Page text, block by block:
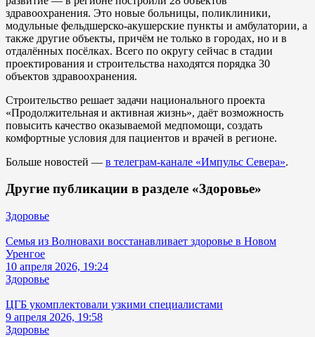
здравоохранения. Это новые больницы, поликлиники,
модульные фельдшерско-акушерские пункты и амбулатории, а
также другие объекты, причём не только в городах, но и в
отдалённых посёлках. Всего по округу сейчас в стадии
проектирования и строительства находятся порядка 30
объектов здравоохранения.
Строительство решает задачи национального проекта
«Продолжительная и активная жизнь», даёт возможность
повысить качество оказываемой медпомощи, создать
комфортные условия для пациентов и врачей в регионе.
Больше новостей — в телеграм-канале «Импульс Севера».
Другие публикации в разделе «Здоровье»
Здоровье
Семья из Волновахи восстанавливает здоровье в Новом
Уренгое
10 апреля 2026, 19:24
Здоровье
ЦГБ укомплектовали узкими специалистами
9 апреля 2026, 19:58
Здоровье